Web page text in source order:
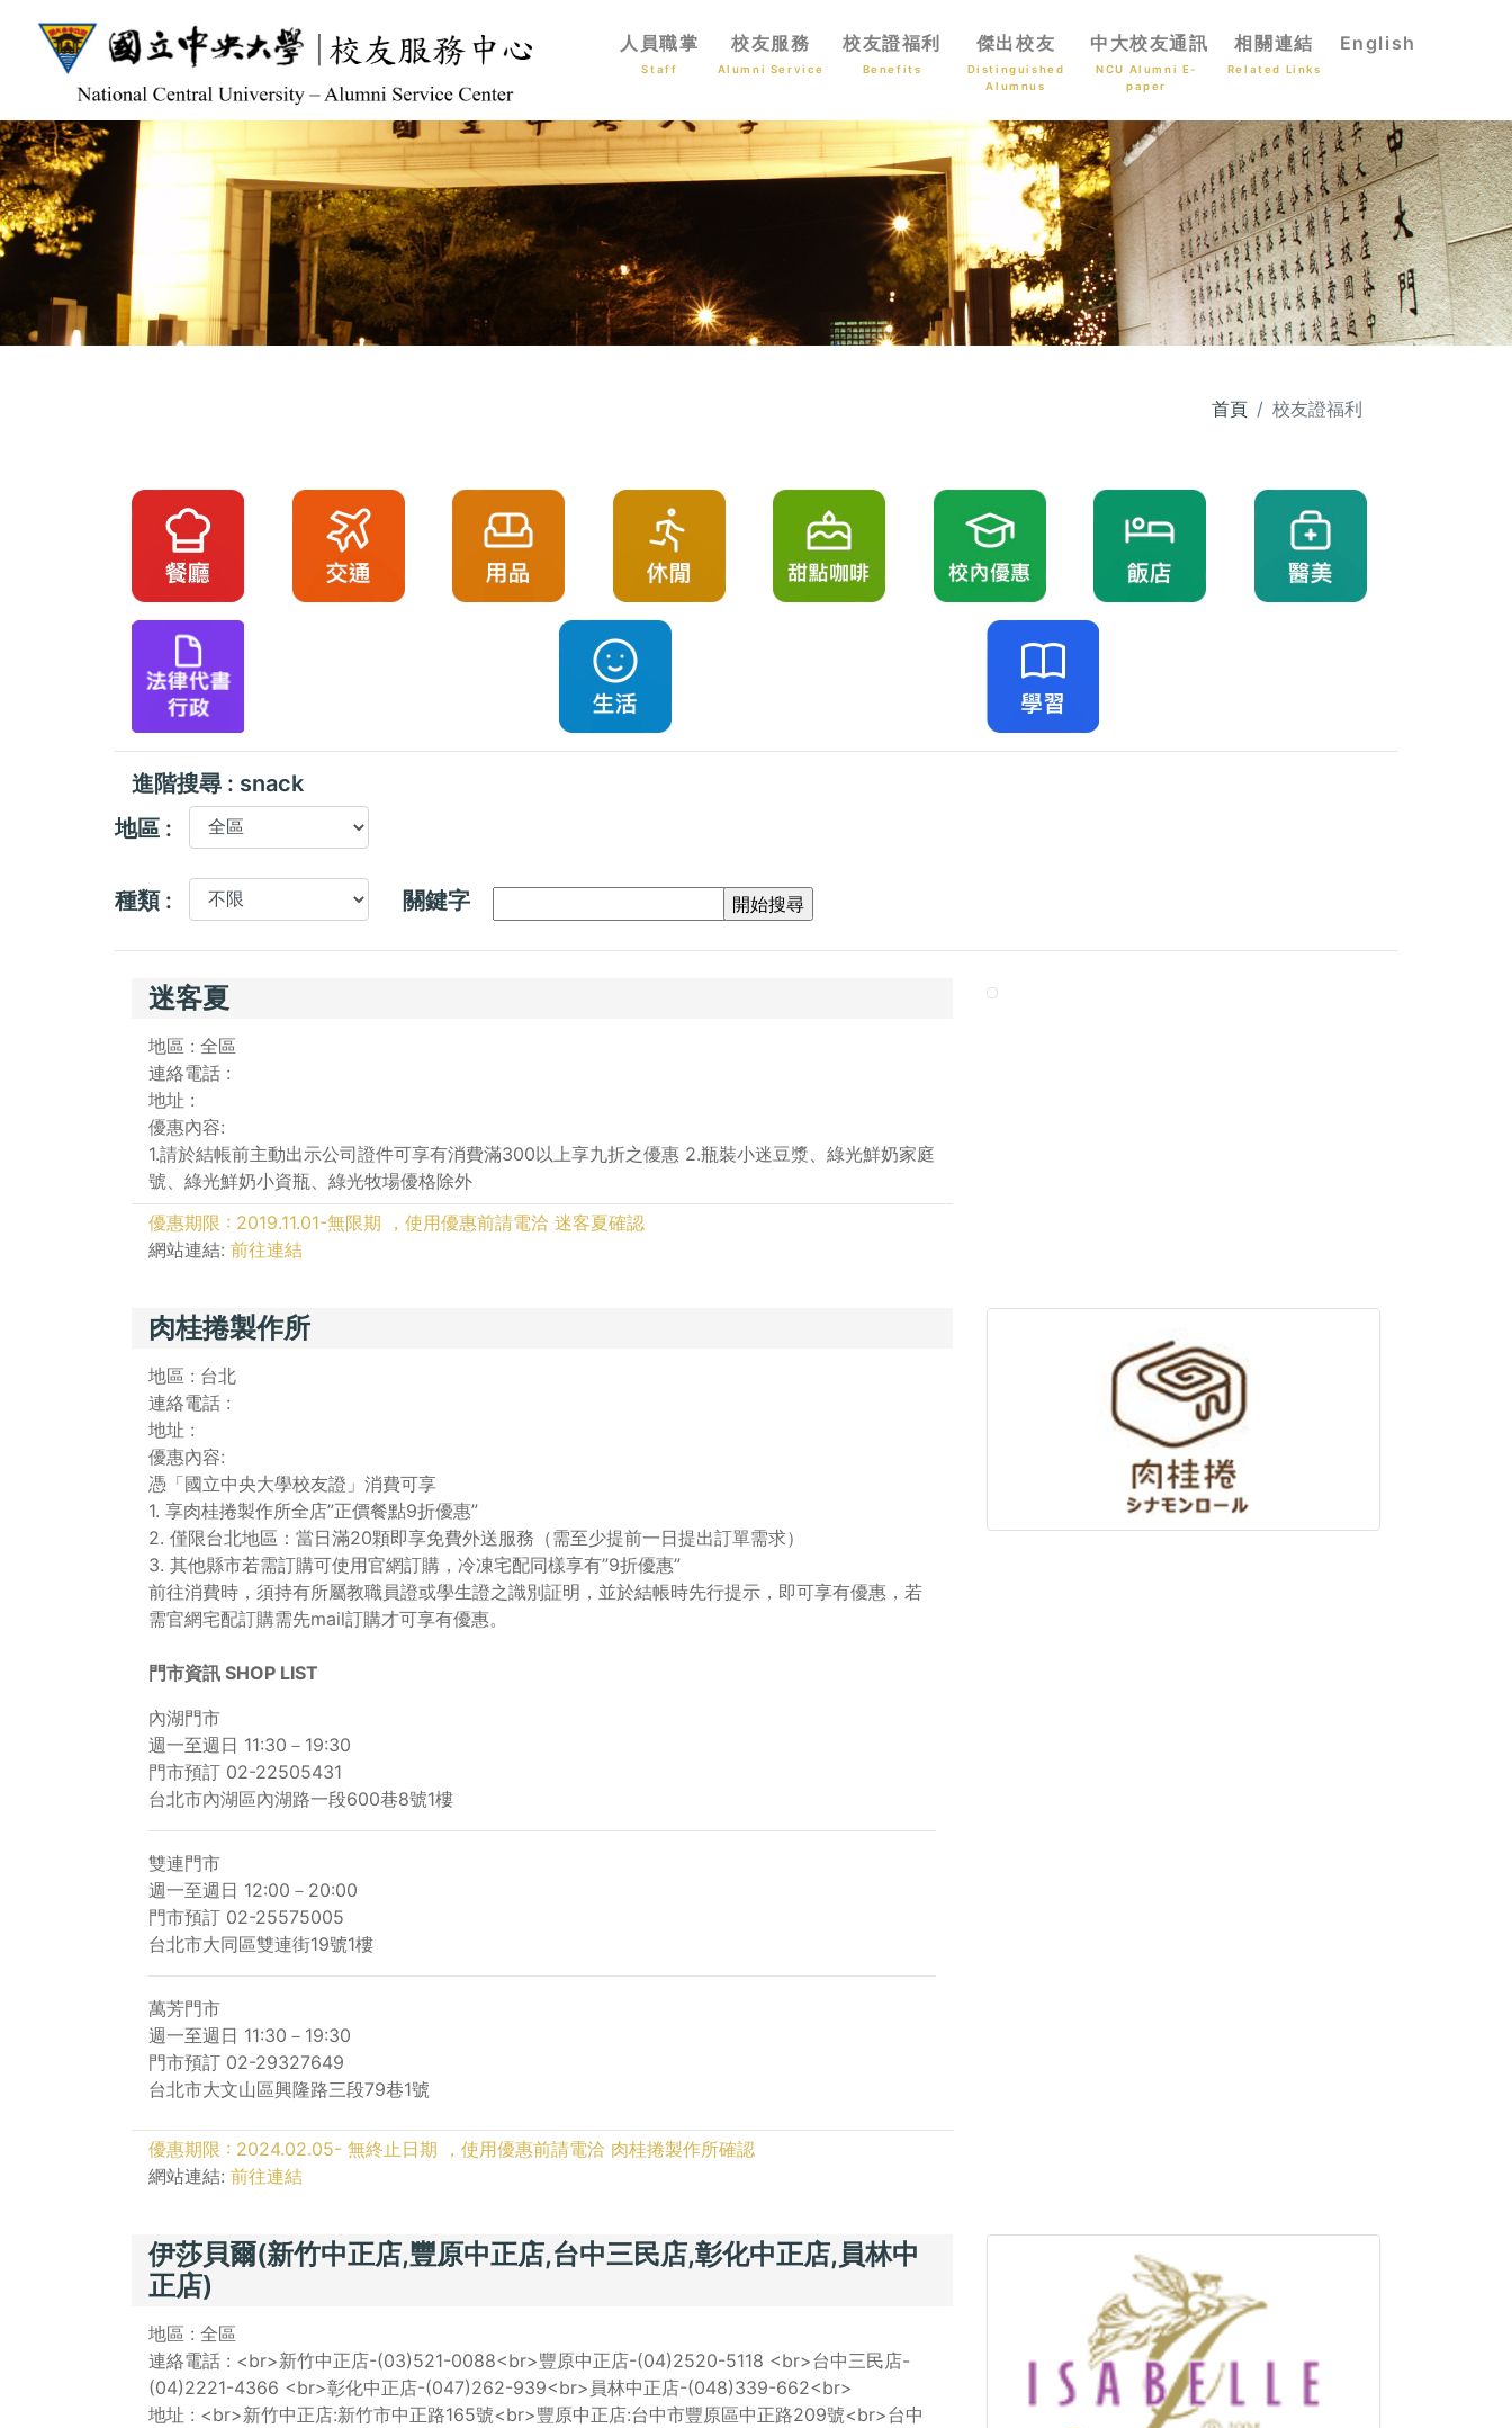
人員職掌
Staff
校友服務
Alumni Service
校友證福利
Benefits
傑出校友
Distinguished
Alumnus
中大校友通訊
NCU Alumni E-
paper
相關連結
Related Links
English
首頁 校友證福利
進階搜尋 : snack
地區 :
種類 : 關鍵字
迷客夏
地區 : 全區
連絡電話 :
地址 :
優惠內容:
1.請於結帳前主動出示公司證件可享有消費滿300以上享九折之優惠 2.瓶裝小迷豆漿、綠光鮮奶家庭
號、綠光鮮奶小資瓶、綠光牧場優格除外
優惠期限 : 2019.11.01-無限期 ，使用優惠前請電洽 迷客夏確認
網站連結: 前往連結
肉桂捲製作所
地區 : 台北
連絡電話 :
地址 :
優惠內容:
憑「國立中央大學校友證」消費可享
1. 享肉桂捲製作所全店”正價餐點9折優惠”
2. 僅限台北地區：當日滿20顆即享免費外送服務（需至少提前一日提出訂單需求）
3. 其他縣市若需訂購可使用官網訂購，冷凍宅配同樣享有”9折優惠”
前往消費時，須持有所屬教職員證或學生證之識別証明，並於結帳時先行提示，即可享有優惠，若
需官網宅配訂購需先mail訂購才可享有優惠。
門市資訊 SHOP LIST
內湖門市
週一至週日 11:30－19:30
門市預訂 02-22505431
台北市內湖區內湖路一段600巷8號1樓
雙連門市
週一至週日 12:00－20:00
門市預訂 02-25575005
台北市大同區雙連街19號1樓
萬芳門市
週一至週日 11:30－19:30
門市預訂 02-29327649
台北市大文山區興隆路三段79巷1號
優惠期限 : 2024.02.05- 無終止日期 ，使用優惠前請電洽 肉桂捲製作所確認
網站連結: 前往連結
伊莎貝爾(新竹中正店,豐原中正店,台中三民店,彰化中正店,員林中
正店)
地區 : 全區
連絡電話 : <br>新竹中正店-(03)521-0088<br>豐原中正店-(04)2520-5118 <br>台中三民店-
(04)2221-4366 <br>彰化中正店-(047)262-939<br>員林中正店-(048)339-662<br>
地址 : <br>新竹中正店:新竹市中正路165號<br>豐原中正店:台中市豐原區中正路209號<br>台中